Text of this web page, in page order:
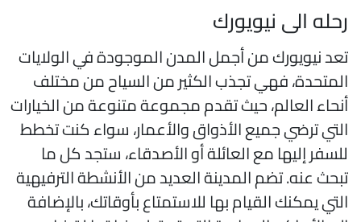
الى نيويورك
نيويورك من أجمل المدن الموجودة في الولايات
فهي تجذب الكثير من السياح من مختلف
العالم، حيث تقدم مجموعة متنوعة من الخيارات
ترضي جميع الأذواق والأعمار، سواء كنت تخطط
إليها مع العائلة أو الأصدقاء، ستجد كل ما
عنه. تضم المدينة العديد من الأنشطة الترفيهية
يمكنك القيام بها للاستمتاع بأوقاتك، بالإضافة